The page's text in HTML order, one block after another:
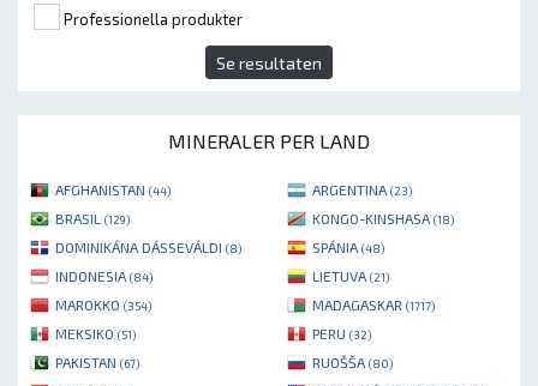
Professionella produkter
Se resultaten
MINERALER PER LAND
AFGHANISTAN (44) ARGENTINA (23)
BRASIL (129) KONGO-KINSHASA (18)
DOMINIKÁNA DÁSSEVÁLDI (8) SPÁNIA (48)
INDONESIA (84) LIETUVA (21)
MAROKKO (354) MADAGASKAR (1717)
MEKSIKO (51) PERU (32)
PAKISTAN (67) RUOŠŠA (80)